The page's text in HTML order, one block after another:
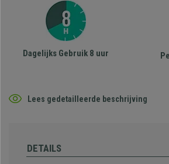
Dagelijks Gebruik 8 uur
Lees gedetailleerde beschrijving
DETAILS